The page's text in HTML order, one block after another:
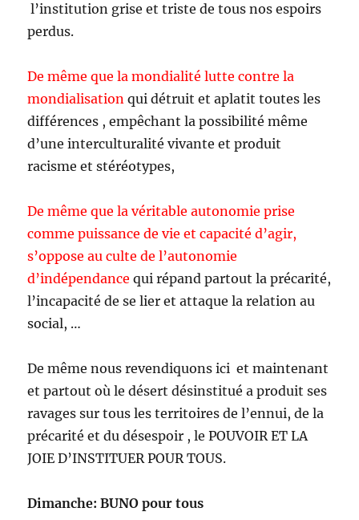
l’institution grise et triste de tous nos espoirs
perdus.
De même que la mondialité lutte contre la
mondialisation qui détruit et aplatit toutes les
différences , empêchant la possibilité même
d’une interculturalité vivante et produit
racisme et stéréotypes,
De même que la véritable autonomie prise
comme puissance de vie et capacité d’agir,
s’oppose au culte de l’autonomie
d’indépendance qui répand partout la précarité,
l’incapacité de se lier et attaque la relation au
social, …
De même nous revendiquons ici et maintenant
et partout où le désert désinstitué a produit ses
ravages sur tous les territoires de l’ennui, de la
précarité et du désespoir , le POUVOIR ET LA
JOIE D’INSTITUER POUR TOUS.
Dimanche: BUNO pour tous